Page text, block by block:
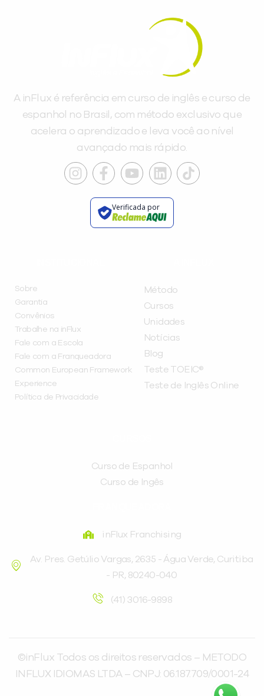
A inFlux é referência em curso de inglês e curso de
espanhol no Brasil, com método exclusivo que
acelera o aprendizado e leva você ao nível
avançado mais rápido.
Verificada por
Sobre
Garantia
Convênios
Trabalhe na inFlux
Fale com a Escola
Fale com a Franqueadora
Common European Framework
Experience
Política de Privacidade
Método
Cursos
Unidades
Notícias
Blog
Teste TOEIC®
Teste de Inglês Online
Curso de Espanhol
Curso de Ingês
inFlux Franchising
Av. Pres. Getúlio Vargas, 2635 - Água Verde, Curitiba
- PR, 80240-040
(41) 3016-9898
©inFlux Todos os direitos reservados – METODO
INFLUX IDIOMAS LTDA – CNPJ: 06.187.709/0001-24